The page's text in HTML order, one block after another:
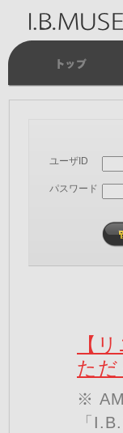
ユーザID
パスワード
【
た
※
「